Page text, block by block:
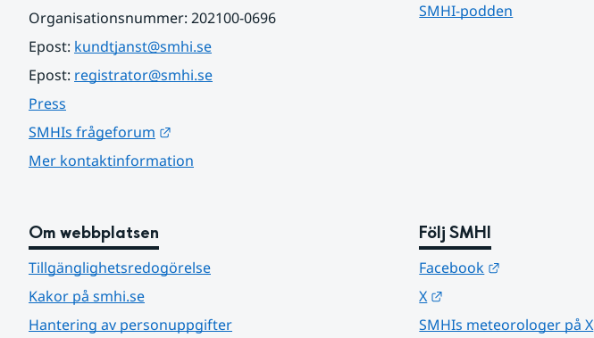
Organisationsnummer: 202100-0696
Epost: kundtjanst@smhi.se
Epost: registrator@smhi.se
Press
SMHIs frågeforum
Mer kontaktinformation
SMHI-podden
Om webbplatsen
Tillgänglighetsredogörelse
Kakor på smhi.se
Hantering av personuppgifter
Följ SMHI
Facebook
X
SMHIs meteorologer på X